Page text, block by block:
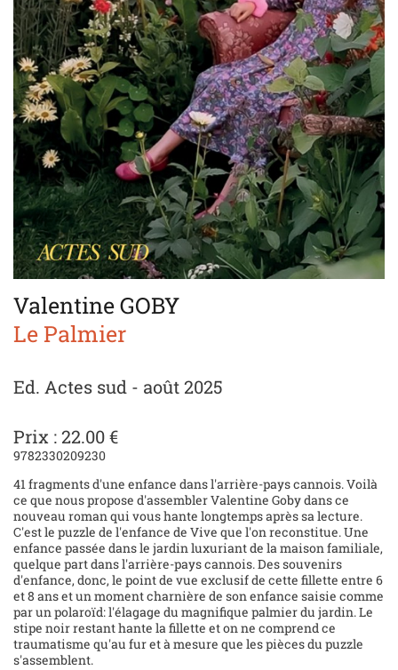
Valentine GOBY
Le Palmier
Ed. Actes sud - août 2025
Prix : 22.00 €
9782330209230
41 fragments d'une enfance dans l'arrière-pays cannois. Voilà
ce que nous propose d'assembler Valentine Goby dans ce
nouveau roman qui vous hante longtemps après sa lecture.
C'est le puzzle de l'enfance de Vive que l'on reconstitue. Une
enfance passée dans le jardin luxuriant de la maison familiale,
quelque part dans l'arrière-pays cannois. Des souvenirs
d'enfance, donc, le point de vue exclusif de cette fillette entre 6
et 8 ans et un moment charnière de son enfance saisie comme
par un polaroïd: l'élagage du magnifique palmier du jardin. Le
stipe noir restant hante la fillette et on ne comprend ce
traumatisme qu'au fur et à mesure que les pièces du puzzle
s'assemblent.